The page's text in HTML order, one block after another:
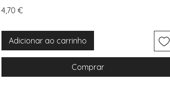
4,70 €Preço
Adicionar ao carrinho
Comprar